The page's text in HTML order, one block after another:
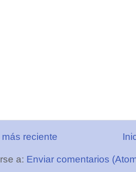
reciente
a: Enviar comentarios